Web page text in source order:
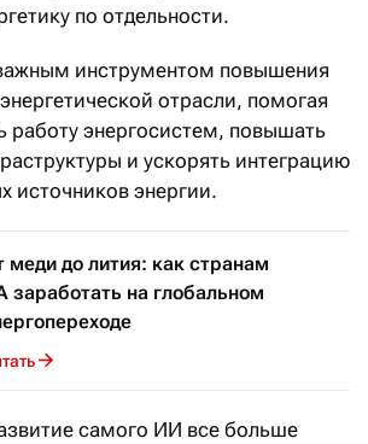
по отдельности.
инструментом повышения
отрасли, помогая
работу энергосистем, повышать
и ускорять интеграцию
источников энергии.
меди до лития: как странам
заработать на глобальном
самого ИИ все больше